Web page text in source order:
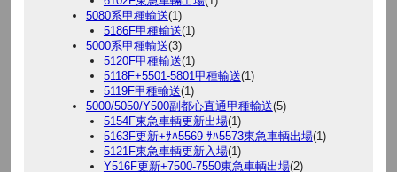
5080系甲種輸送(1)
5186F甲種輸送(1)
5000系甲種輸送(3)
5120F甲種輸送(1)
5118F+5501-5801甲種輸送(1)
5119F甲種輸送(1)
5000/5050/Y500副都心直通甲種輸送(5)
5154F東急車輌更新出場(1)
5163F更新+ｻﾊ5569-ｻﾊ5573東急車輌出場(1)
5121F東急車輌更新入場(1)
Y516F更新+7500-7550東急車輌出場(2)